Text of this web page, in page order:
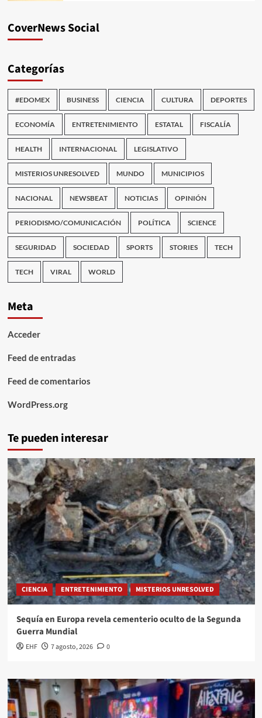
CoverNews Social
Categorías
#EDOMEX BUSINESS CIENCIA CULTURA DEPORTES
ECONOMÍA ENTRETENIMIENTO ESTATAL FISCALÍA
HEALTH INTERNACIONAL LEGISLATIVO
MISTERIOS UNRESOLVED MUNDO MUNICIPIOS
NACIONAL NEWSBEAT NOTICIAS OPINIÓN
PERIODISMO/COMUNICACIÓN POLÍTICA SCIENCE
SEGURIDAD SOCIEDAD SPORTS STORIES TECH
TECH VIRAL WORLD
Meta
Acceder
Feed de entradas
Feed de comentarios
WordPress.org
Te pueden interesar
CIENCIA ENTRETENIMIENTO MISTERIOS UNRESOLVED
Sequía en Europa revela cementerio oculto de la Segunda
Guerra Mundial
EHF 7 agosto, 2026 0